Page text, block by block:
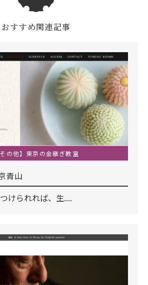
おすすめ関連記事
その他】東京の金継ぎ教室
青山
けられれば、生....